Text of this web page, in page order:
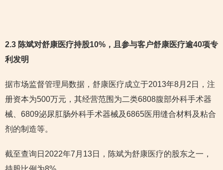
2.3 陈斌对舒康医疗持股10%，且参与客户舒康医疗逾40项专
利发明
据市场监督管理局数据，舒康医疗成立于2013年8月2日，注
册资本为500万元，其经营范围为二类6808腹部外科手术器
械、6809泌尿肛肠外科手术器械及6865医用缝合材料及粘合
剂的制造等。
截至查询日2022年7月13日，陈斌为舒康医疗的股东之一，